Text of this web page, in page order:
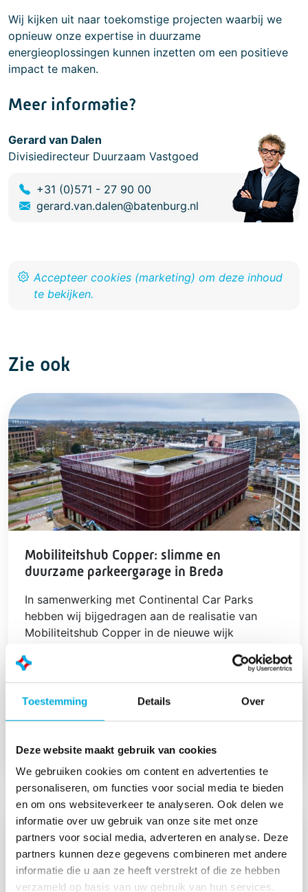
Toestemming Details Over
Deze website maakt gebruik van cookies
We gebruiken cookies om content en advertenties te
personaliseren, om functies voor social media te bieden
en om ons websiteverkeer te analyseren. Ook delen we
informatie over uw gebruik van onze site met onze
partners voor social media, adverteren en analyse. Deze
partners kunnen deze gegevens combineren met andere
informatie die u aan ze heeft verstrekt of die ze hebben
verzameld op basis van uw gebruik van hun services.
Wij kijken uit naar toekomstige projecten waarbij we
opnieuw onze expertise in duurzame
energieoplossingen kunnen inzetten om een positieve
impact te maken.
Meer informatie?
Gerard van Dalen
Divisiedirecteur Duurzaam Vastgoed
+31 (0)571 - 27 90 00
gerard.van.dalen@batenburg.nl
Zie ook
Mobiliteitshub Copper: slimme en
duurzame parkeergarage in Breda
In samenwerking met Continental Car Parks
hebben wij bijgedragen aan de realisatie van
Mobiliteitshub Copper in de nieuwe wijk
parkeergarage biedt ruimte aan 390 voertuigen
en commerciële ruimten op de begane grond, en
vormt zo een centraal knooppunt voor duurzame
Lees meer